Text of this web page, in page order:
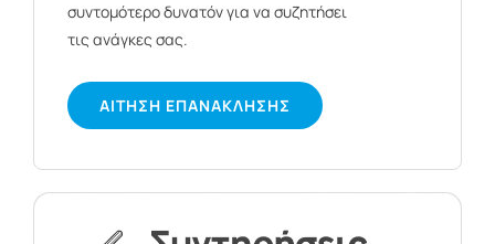
συντομότερο δυνατόν για να συζητήσει
τις ανάγκες σας.
ΑΊΤΗΣΗ ΕΠΑΝΆΚΛΗΣΗΣ